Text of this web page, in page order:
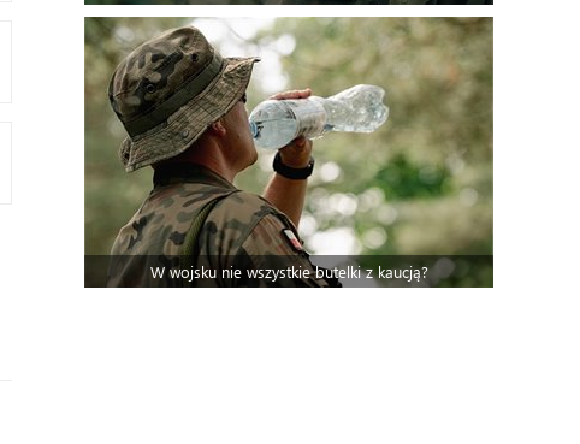
W wojsku nie wszystkie butelki z kaucją?